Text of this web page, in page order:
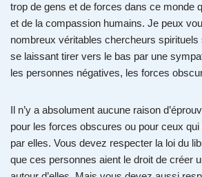
trop de gens et de forces dans ce monde
et de la compassion humains. Je peux
nombreux véritables chercheurs
se laissant tirer vers le bas par une
les personnes négatives, les forces
Il n’y a absolument aucune raison
pour les forces obscures ou pour ceux
par elles. Vous devez respecter la loi du
que ces personnes aient le droit de créer